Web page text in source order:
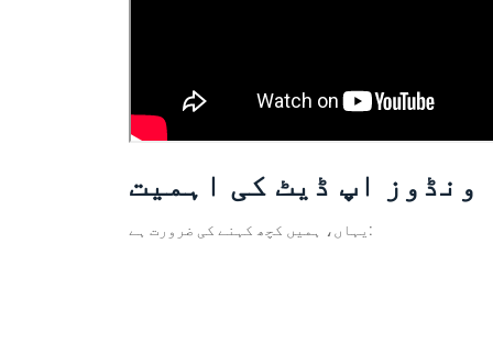
ونڈوز اپ ڈیٹ کی اہمیت
یہاں، ہمیں کچھ کہنے کی ضرورت ہے: